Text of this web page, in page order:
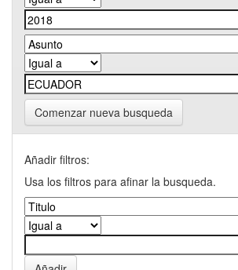
Comenzar nueva busqueda
Añadir filtros:
Usa los filtros para afinar la busqueda.